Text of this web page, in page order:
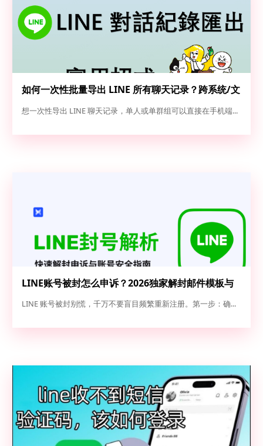
如何一次性批量导出 LINE 所有聊天记录？跨系统/文
想一次性导出 LINE 聊天记录，单人或单群组可以直接在手机端...
LINE账号被封怎么申诉？2026独家解封邮件模板与
高成功率申诉全攻略
LINE 账号被封别慌，千万不要盲目频繁重新注册。第一步：确...